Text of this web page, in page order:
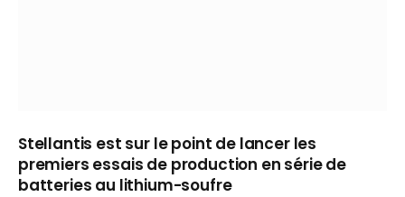
Stellantis est sur le point de lancer les
premiers essais de production en série de
batteries au lithium-soufre